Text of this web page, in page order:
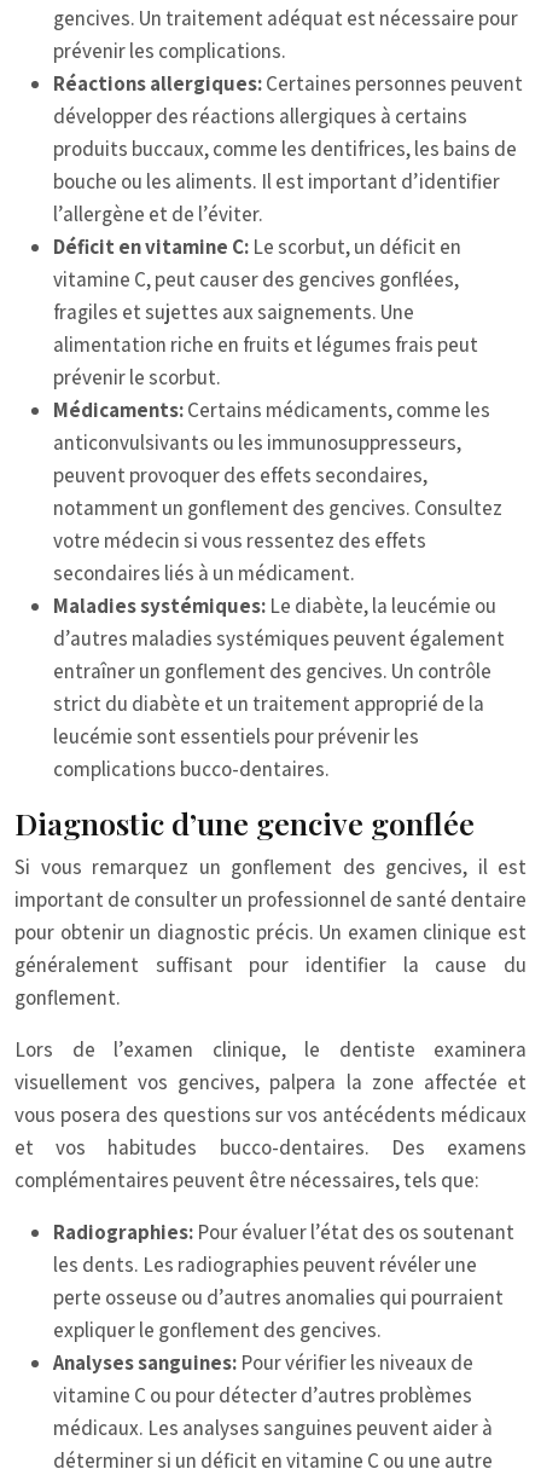
gencives. Un traitement adéquat est nécessaire pour
prévenir les complications.
Réactions allergiques:Certaines personnes peuvent
développer des réactions allergiques à certains
produits buccaux, comme les dentifrices, les bains de
bouche ou les aliments. Il est important d’identifier
l’allergène et de l’éviter.
Déficit en vitamine C: Le scorbut, un déficit en
vitamine C, peut causer des gencives gonflées,
fragiles et sujettes aux saignements. Une
alimentation riche en fruits et légumes frais peut
prévenir le scorbut.
Médicaments:Certains médicaments, comme les
anticonvulsivants ou les immunosuppresseurs,
peuvent provoquer des effets secondaires,
notamment un gonflement des gencives. Consultez
votre médecin si vous ressentez des effets
secondaires liés à un médicament.
Maladies systémiques: Le diabète, la leucémie ou
d’autres maladies systémiques peuvent également
entraîner un gonflement des gencives. Un contrôle
strict du diabète et un traitement approprié de la
leucémie sont essentiels pour prévenir les
complications bucco-dentaires.
Diagnostic d’une gencive gonflée
Si vous remarquez un gonflement des gencives, il est
important de consulter un professionnel de santé dentaire
pour obtenir un diagnostic précis. Un examen clinique est
généralement suffisant pour identifier la cause du
gonflement.
Lors de l’examen clinique, le dentiste examinera
visuellement vos gencives, palpera la zone affectée et
vous posera des questions sur vos antécédents médicaux
et vos habitudes bucco-dentaires. Des examens
complémentaires peuvent être nécessaires, tels que:
Radiographies: Pour évaluer l’état des os soutenant
les dents. Les radiographies peuvent révéler une
perte osseuse ou d’autres anomalies qui pourraient
expliquer le gonflement des gencives.
Analyses sanguines: Pour vérifier les niveaux de
vitamine C ou pour détecter d’autres problèmes
médicaux. Les analyses sanguines peuvent aider à
déterminer si un déficit en vitamine C ou une autre